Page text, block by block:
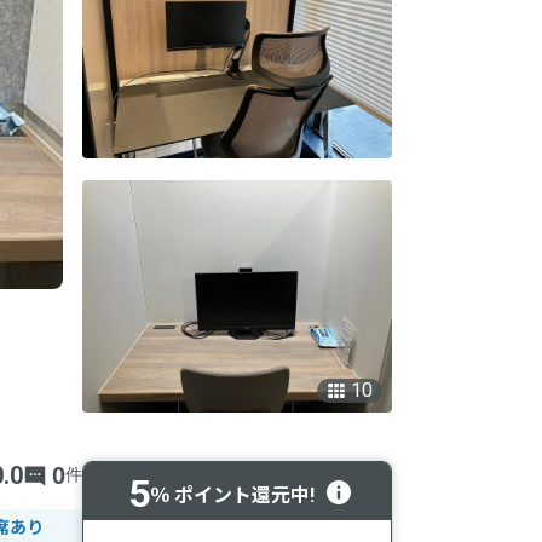
10
0件
あり
5％ ポイント還元中!